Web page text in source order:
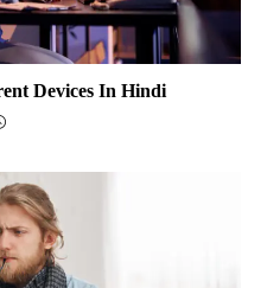
Devices In Hindi